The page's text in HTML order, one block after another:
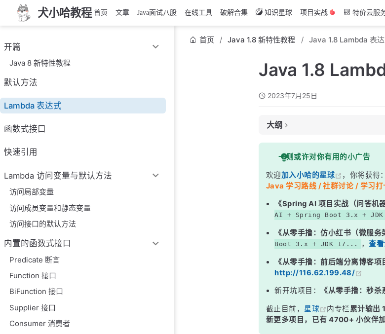
犬小哈教程 首页 文章 Java面试八股 在线工具 破解合集 知识星球 项目实战 特价云服
开篇
Java 8 新特性教程
默认方法
Lambda 表达式
函数式接口
快速引用
Lambda 访问变量与默认方法
访问局部变量
访问成员变量和静态变量
访问接口的默认方法
内置的函数式接口
Predicate 断言
Function 接口
BiFunction 接口
Supplier 接口
Consumer 消费者
首页 Java 1.8 新特性教程 Java 1.8 Lambda 表
Java 1.8
2023年7月25日
大纲
一、Lambda表达式是什么？
二、Lambda表达式的基础语法
三、类型推断和简化
五、方法引用
一则或许对你有用的小广告
欢迎加入小哈的星球 ，你将获得：
Java 学习路线 / 社群讨论 / 学习
《Spring AI 项目实战（问答机
AI + Spring Boot 3.x +
《从零手撸：仿小红书（微服务
Boot 3.x + JDK 17...
，查
《从零手撸：前后端分离博客项
http://116.62.199.48/
新开坑项目： 《从零手撸：秒杀
截止目前， 星球 内专栏累计输出
新更多项目，已有 4700+ 小伙伴